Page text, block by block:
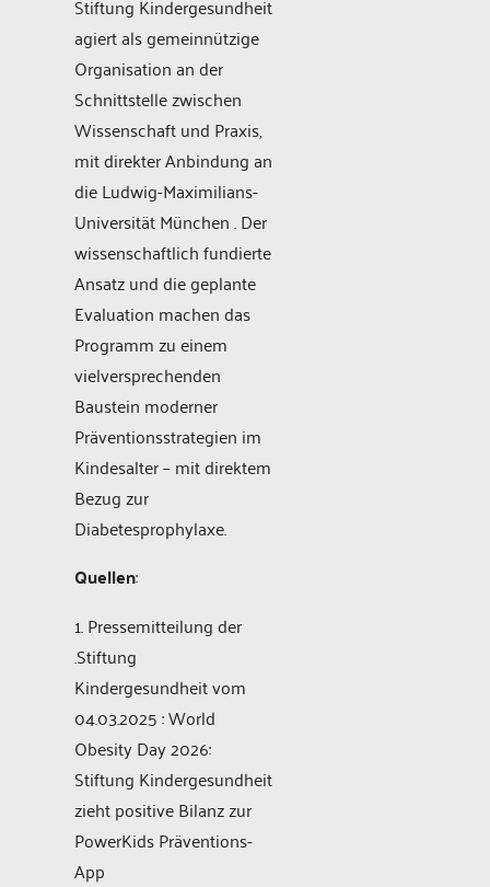
Stiftung Kindergesundheit
agiert als gemeinnützige
Organisation an der
Schnittstelle zwischen
Wissenschaft und Praxis,
mit direkter Anbindung an
die Ludwig-Maximilians-
Universität München . Der
wissenschaftlich fundierte
Ansatz und die geplante
Evaluation machen das
Programm zu einem
vielversprechenden
Baustein moderner
Präventionsstrategien im
Kindesalter – mit direktem
Bezug zur
Diabetesprophylaxe.
Quellen:
1. Pressemitteilung der
.Stiftung
Kindergesundheit vom
04.03.2025 : World
Obesity Day 2026:
Stiftung Kindergesundheit
zieht positive Bilanz zur
PowerKids Präventions-
App